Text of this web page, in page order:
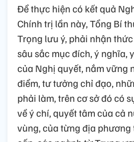
Để thực hiện có kết quả
Chính trị lần này, Tổng Bí
Trọng lưu ý, phải nhận
sâu sắc mục đích, ý nghĩa,
của Nghị quyết, nắm vững
điểm, tư tưởng chỉ đạo,
phải làm, trên cơ sở đó có
về ý chí, quyết tâm của cả
vùng, của từng địa phương